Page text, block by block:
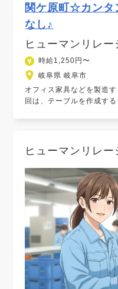
関ケ原町☆カンタ
なし♪
ヒューマンリレ
時給1,250円〜
岐阜県 岐阜市
オフィス家具などを製造
回は、テーブルを作成す
ヒューマンリレ